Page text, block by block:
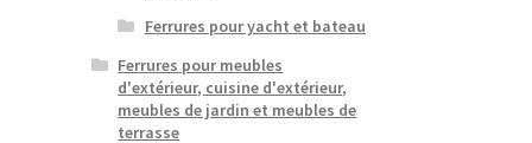
Ferrures pour yacht et bateau
Ferrures pour meubles
d'extérieur, cuisine d'extérieur,
meubles de jardin et meubles de
terrasse